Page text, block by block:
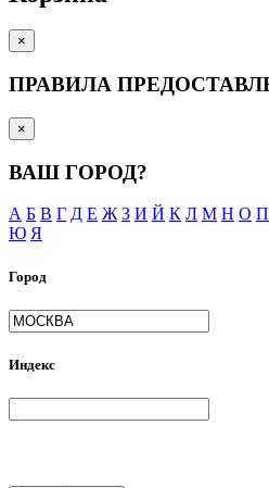
×
ПРАВИЛА
×
ВАШ ГОРОД?
А Б В Г Д Е Ж З И Й К Л М Н О П
Ю Я
Город
Индекс